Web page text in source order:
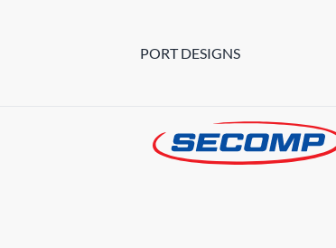
PORT DESIGNS